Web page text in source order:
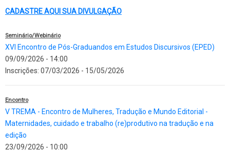
CADASTRE AQUI SUA DIVULGAÇÃO
Seminário/Webinário
XVI Encontro de Pós-Graduandos em Estudos Discursivos (EPED)
09/09/2026 - 14:00
Inscrições: 07/03/2026 - 15/05/2026
Encontro
V TREMA - Encontro de Mulheres, Tradução e Mundo Editorial -
Maternidades, cuidado e trabalho (re)produtivo na tradução e na
edição
23/09/2026 - 10:00